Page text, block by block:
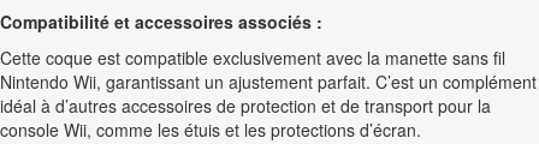
Compatibilité et accessoires associés :
Cette coque est compatible exclusivement avec la manette sans fil
Nintendo Wii, garantissant un ajustement parfait. C’est un complément
idéal à d’autres accessoires de protection et de transport pour la
console Wii, comme les étuis et les protections d’écran.